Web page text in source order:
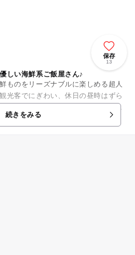
保存
13
しい海鮮系ご飯屋さん♪
ものをリーズナブルに楽しめる超人
光客でにぎわい、休日の昼時はずら
。先に会計を済ませて、後ほど番号
シ...
続きをみる